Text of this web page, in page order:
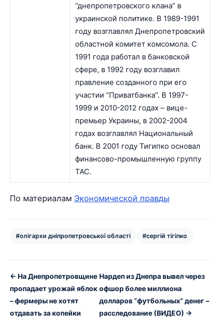
“днепропетровского клана” в
украинской политике. В 1989-1991
году возглавлял Днепропетровский
областной комитет комсомола. С
1991 года работал в банковской
сфере, в 1992 году возглавил
правление созданного при его
участии “Приватбанка”. В 1997-
1999 и 2010-2012 годах – вице-
премьер Украины, в 2002-2004
годах возглавлял Национальный
банк. В 2001 году Тигипко основал
финансово-промышленную группу
ТАС.
По материалам Экономической правды
#олігархи дніпропетровської області #сергій тігіпко
← На Днепропетровщине
пропадает урожай яблок
– фермеры не хотят
отдавать за копейки
Нардеп из Днепра вывел через
офшор более миллиона
долларов “футбольных” денег –
расследование (ВИДЕО) →